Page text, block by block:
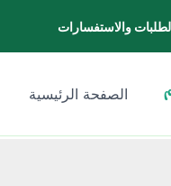
والاستفسارات
الصفحة الرئيسية